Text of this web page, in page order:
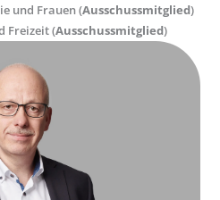
und Frauen (Ausschussmitglied)
Freizeit (Ausschussmitglied)